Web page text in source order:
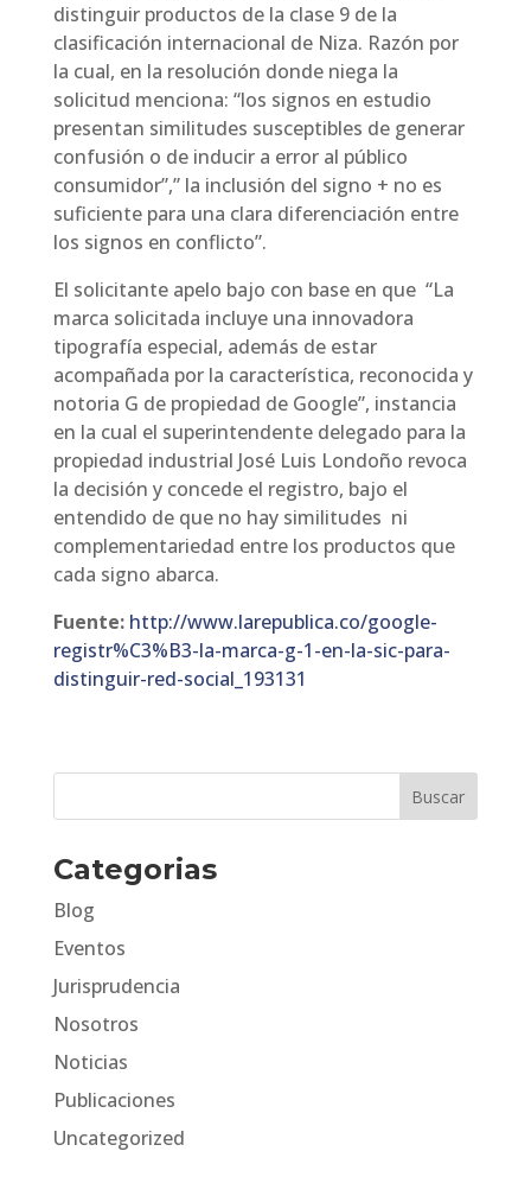
distinguir productos de la clase 9 de la
clasificación internacional de Niza. Razón por
la cual, en la resolución donde niega la
solicitud menciona: “los signos en estudio
presentan similitudes susceptibles de generar
confusión o de inducir a error al público
consumidor”,” la inclusión del signo + no es
suficiente para una clara diferenciación entre
los signos en conflicto”.
El solicitante apelo bajo con base en que “La
marca solicitada incluye una innovadora
tipografía especial, además de estar
acompañada por la característica, reconocida y
notoria G de propiedad de Google”, instancia
en la cual el superintendente delegado para la
propiedad industrial José Luis Londoño revoca
la decisión y concede el registro, bajo el
entendido de que no hay similitudes ni
complementariedad entre los productos que
cada signo abarca.
Fuente: http://www.larepublica.co/google-
registr%C3%B3-la-marca-g-1-en-la-sic-para-
distinguir-red-social_193131
Categorias
Blog
Eventos
Jurisprudencia
Nosotros
Noticias
Publicaciones
Uncategorized